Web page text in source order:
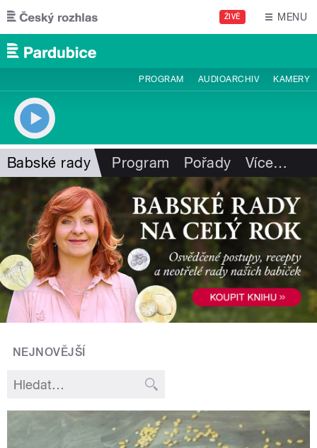
Přejít k hlavnímu obsahu
ŽIVĚ MENU
PROGRAM AUDIOARCHIV KAMERY
Babské rady Program Pořady Více…
NEJNOVĚJŠÍ